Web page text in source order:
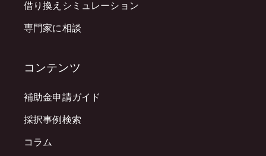
借り換えシミュレーション
専門家に相談
コンテンツ
補助金申請ガイド
採択事例検索
コラム